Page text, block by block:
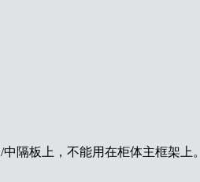
隔板上，不能用在柜体主框架上。